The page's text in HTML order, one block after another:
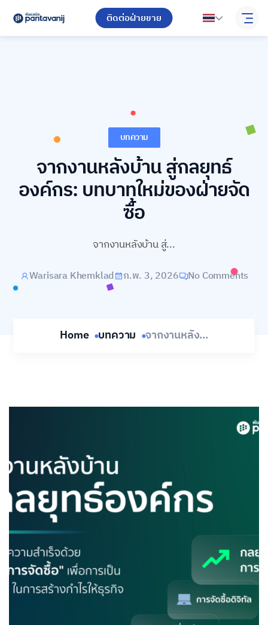
ติดต่อฝ่ายขาย
บทความ
จากงานหลังบ้าน สู่กลยุทธ์
องค์กร: บทบาทใหม่ของฝ่ายจัด
ซื้อ
จากงานหลังบ้าน สู่...
Warisara Khemklad ก.พ. 3, 2026 No Comments
Home บทความ จากงานหลัง...